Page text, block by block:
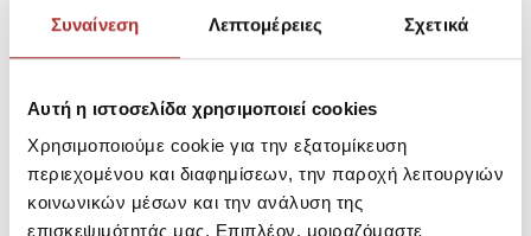
Συναίνεση Λεπτομέρειες Σχετικά
Αυτή η ιστοσελίδα χρησιμοποιεί cookies
Χρησιμοποιούμε cookie για την εξατομίκευση
περιεχομένου και διαφημίσεων, την παροχή λειτουργιών
κοινωνικών μέσων και την ανάλυση της
επισκεψιμότητάς μας. Επιπλέον, μοιραζόμαστε
Calvin Klein Men's Relaxed Fit
SKU: 25297147F0360
Τιμή Καταλόγου: 46,90€
Εσώρουχο Bikini 0000F3787E-
SKU:
25190333000
Τιμή Καταλόγου: 32,90€